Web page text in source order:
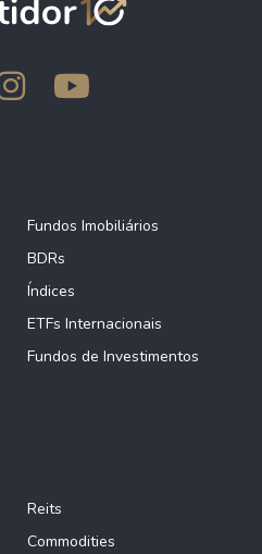
Fundos Imobiliários
BDRs
Índices
ETFs Internacionais
Fundos de Investimentos
Reits
Commodities